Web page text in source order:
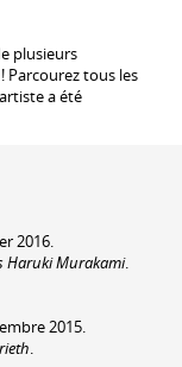
plusieurs
Parcourez tous les
a été
2016.
Haruki Murakami.
2015.
.